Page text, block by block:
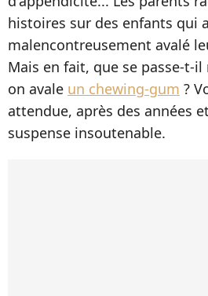
histoires sur des enfants qui
malencontreusement avalé
Mais en fait, que se passe-t-
on avale un chewing-gum ?
attendue, après des années
suspense insoutenable.